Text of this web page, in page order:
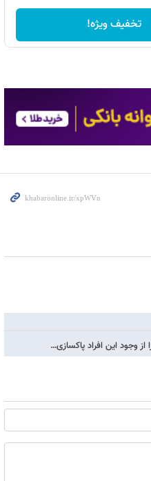
تخفیف ویژه!
وجود این افراد پاکسازی…